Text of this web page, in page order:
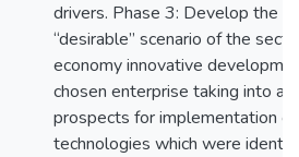
drivers. Phase 3: Develop the
“desirable” scenario of the
economy innovative
chosen enterprise taking into
prospects for implementation
technologies which were